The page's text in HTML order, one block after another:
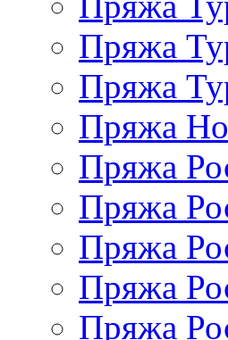
Пряжа
Пряжа
Пряжа
Пряжа
Пряжа
Пряжа
Пряжа
Пряжа